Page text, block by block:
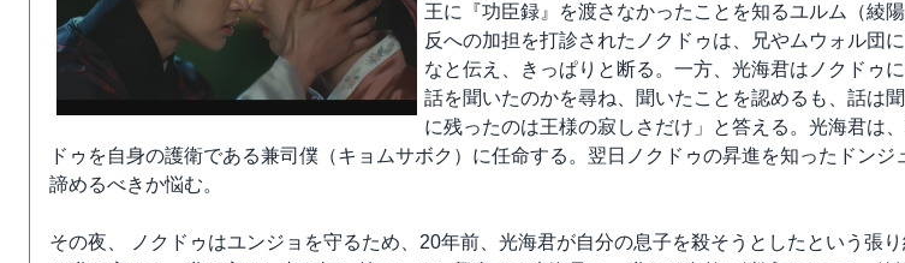
王に『功臣録』を渡さなかったことを知るユルム（綾
反への加担を打診されたノクドゥは、兄やムウォル団
なと伝え、きっぱりと断る。一方、光海君はノクドゥ
話を聞いたのかを尋ね、聞いたことを認めるも、話は
に残ったのは王様の寂しさだけ」と答える。光海君は
ドゥを自身の護衛である兼司僕（キョムサボク）に任命する。翌日ノクドゥの昇進を知ったドンジ
諦めるべきか悩む。
その夜、 ノクドゥはユンジョを守るため、20年前、光海君が自分の息子を殺そうとしたという張